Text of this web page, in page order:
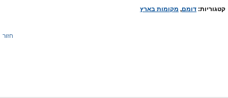
קטגוריות: דומם, מקומות בארץ
חזור